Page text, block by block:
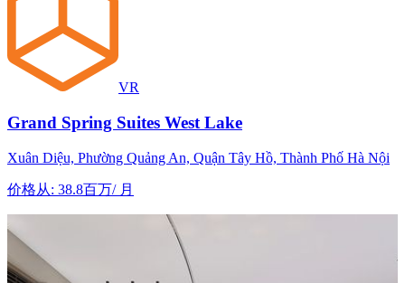
VR
Grand Spring Suites West Lake
Xuân Diệu, Phường Quảng An, Quận Tây Hồ, Thành Phố Hà Nội
价格从: 38.8百万/月